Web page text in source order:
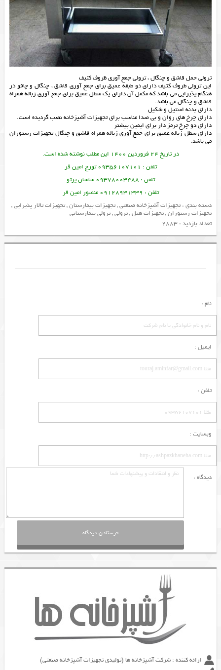
ترولی حمل قاشق و چنگال ، ترولی جمع آوری ظروف کثیف
اینترولیطروف کثیف دارای دو طبقه عمیق برای جمع آوری قاشق ، چنگال و چاقو در
هنگام پذیرایی می باشد که مکمل آن دارای یک سطل عمیق برای جمع آوری زباله همراه
قاشق و چنگال می باشد.
دارای بدنه استیل و شکیل
دارای چرخ های روان و بی صدا مناسب برایتجهیزات آشپزخانهنصب گردیده است.
دارای دو چرخ ترمز دار برای ایمین بیشتر
دارای سطل زباله عمیق برای جمع آوری زباله همراه قاشق و چنگالتجهیزات رستوران
می باشد.
در تاریخ 24 فروردین 1400 این مطلب نوشته شده است.
تلفن : 09356107101 تورج امین فر
تلفن : 09378003488 ساسان پرتو
تلفن : 09128931339 منصور امین فر
دسته بندی :تجهیزات آشپزخانه صنعتی,تجهیزات بیمارستان,تجهیزات تالار پذیرایی,
تجهیزات رستوران,تجهیزات هتل,ترولی,ترولی بیمارستانی
تعداد بازدید : 2883
نام :
ایمیل :
تلفن :
وبسایت :
دیدگاه :
ارائه کننده : شرکت آشپزخانه ها (تولیدی تجهیزات آشپزخانه صنعتی)